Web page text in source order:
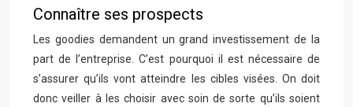
Connaître ses prospects
Les goodies demandent un grand investissement de la
part de l’entreprise. C’est pourquoi il est nécessaire de
s’assurer qu’ils vont atteindre les cibles visées. On doit
donc veiller à les choisir avec soin de sorte qu’ils soient